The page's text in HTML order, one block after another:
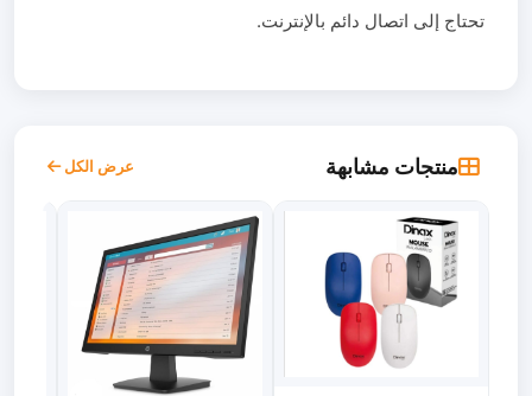
تحتاج إلى اتصال دائم بالإنترنت.
منتجات مشابهة عرض الكل